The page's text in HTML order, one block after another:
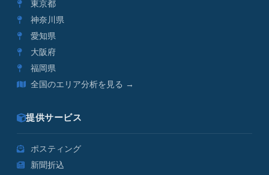
東京都
神奈川県
愛知県
大阪府
福岡県
全国のエリア分析を見る →
提供サービス
ポスティング
新聞折込